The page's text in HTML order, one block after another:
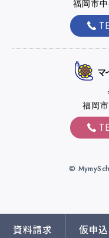
資料請求 仮申
福岡市
マ
福岡
©